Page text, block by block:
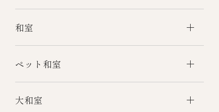
和室
ペット和室
大和室